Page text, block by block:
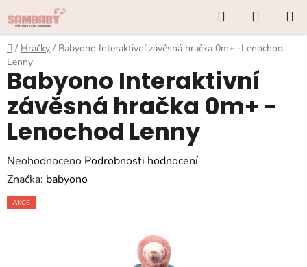
na
obsah
Hledat
KOŠÍK
Domů
/ Hračky / Babyono Interaktivní závěsná hračka 0m+ -Lenochod
Lenny
Babyono Interaktivní
závěsná hračka 0m+ -
Lenochod Lenny
Průměrné
hodnocení
produktu
Neohodnoceno Podrobnosti hodnocení
Značka: babyono
AKCE